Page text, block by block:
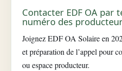
Contacter EDF OA par
numéro des
Joignez EDF OA Solaire en
et préparation de l’appel pour
ou espace producteur.